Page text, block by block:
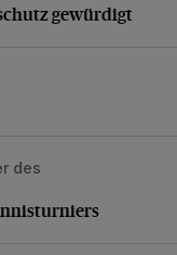
gewürdigt
des